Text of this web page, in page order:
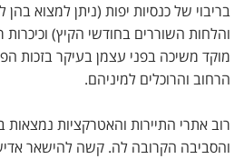
בריבוי של כנסיות יפות (ניתן למצוא
והלחות השוררים בחודשי הקיץ)
מוקד משיכה בפני עצמן בעיקר בזכות
הרחוב והרוכלים למיניהם.
רוב אתרי התיירות והאטרקציות
והסביבה הקרובה לה. קשה להישאר